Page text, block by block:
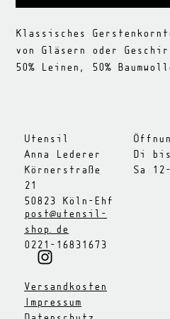
Klassisches
von Gläsern oder
50% Leinen, 50%
Versandkosten
Impressum
Di
Sa
Utensil
Anna Lederer
Körnerstraße
21
50823 Köln-Ehf
post@utensil-
shop.de
0221-16831673